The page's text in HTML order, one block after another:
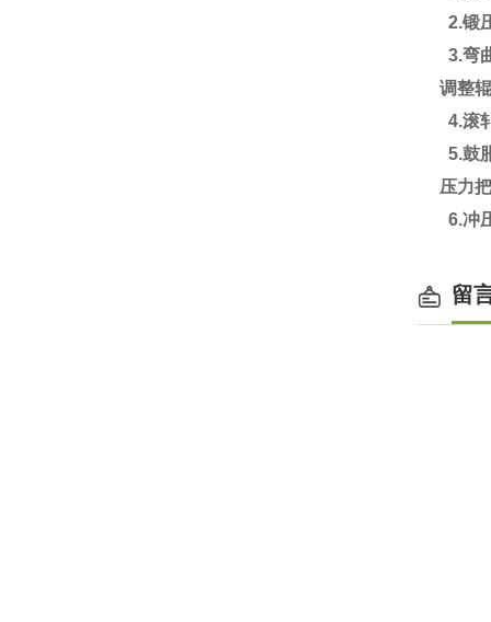
2.锻
3.弯
调整
4.滚
5.鼓
压力
6.冲
留